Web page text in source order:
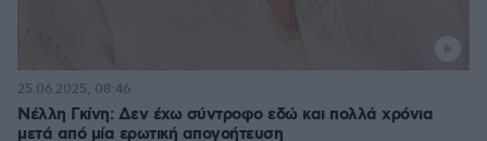
Νέλλη Γκίνη: Δεν έχω σύντροφο εδώ και πολλά χρόνια
μετά από μία ερωτική απογοήτευση
25.06.2025, 08:46